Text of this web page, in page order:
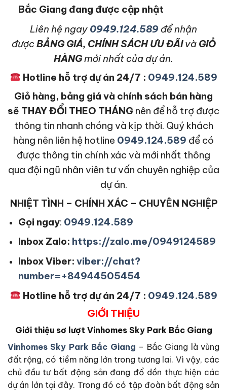
Bắc Giang đang được cập nhật
Liên hệ ngay 0949.124.589 để nhận
được BẢNG GIÁ, CHÍNH SÁCH ƯU ĐÃIvàGIỎ
HÀNGmới nhất của dự án.
Hotline hỗ trợ dự án 24/7 : 0949.124.589
Giỏ hàng, bảng giá và chính sách bán hàng
sẽ THAY ĐỔI THEO THÁNG nên để hỗ trợ được
thông tin nhanh chóng và kịp thời. Quý khách
hàng nên liên hệ hotline 0949.124.589 để có
được thông tin chính xác và mới nhất thông
qua đội ngũ nhân viên tư vấn chuyên nghiệp của
dự án.
NHIỆT TÌNH – CHÍNH XÁC – CHUYÊN NGHIỆP
Gọi ngay: 0949.124.589
Inbox Zalo: https://zalo.me/0949124589
Inbox Viber: viber://chat?
number=+84944505454
Hotline hỗ trợ dự án 24/7 : 0949.124.589
GIỚI THIỆU
Giới thiệu sơ lượt Vinhomes Sky Park Bắc Giang
Vinhomes Sky Park Bắc Giang – Bắc Giang là vùng
đất rộng, có tiềm năng lớn trong tương lai. Vì vậy, các
chủ đầu tư bất động sản đang đổ dồn thực hiện các
dự án lớn tại đây. Trong đó có tập đoàn bất động sản